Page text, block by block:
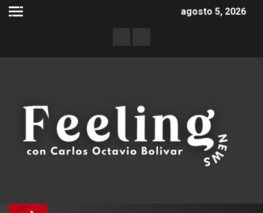
agosto 5, 2026